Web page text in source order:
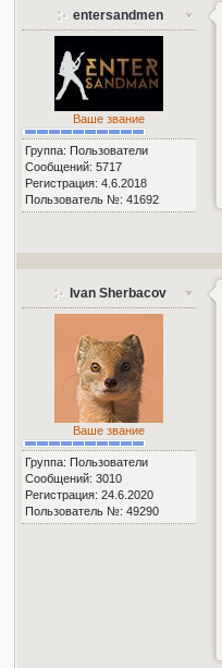
entersandmen
Ваше звание
Группа: Пользователи
Сообщений: 5717
Регистрация: 4.6.2018
Пользователь №: 41692
Ivan Sherbacov
Ваше звание
Группа: Пользователи
Сообщений: 3010
Регистрация: 24.6.2020
Пользователь №: 49290